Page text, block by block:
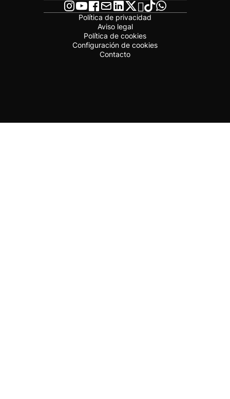
Política de privacidad
Aviso legal
Política de cookies
Configuración de cookies
Contacto